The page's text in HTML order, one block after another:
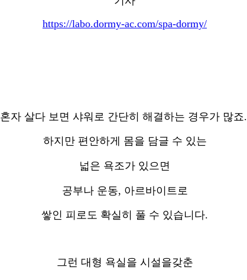
https://labo.dormy-ac.com/spa-dormy/
혼자 살다 보면 샤워로 간단히 해결하는 경우가 많죠.
하지만 편안하게 몸을 담글 수 있는
넓은 욕조가 있으면
공부나 운동, 아르바이트로
쌓인 피로도 확실히 풀 수 있습니다.
그런 대형 욕실을 시설을갖춘